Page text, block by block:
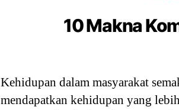
10 Makna
Kehidupan dalam masyarakat
mendapatkan kehidupan yang